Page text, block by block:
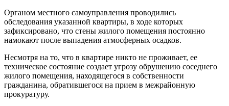
Органом местного самоуправления проводились
обследования указанной квартиры, в ходе которых
зафиксировано, что стены жилого помещения постоянно
намокают после выпадения атмосферных осадков.
Несмотря на то, что в квартире никто не проживает, ее
техническое состояние создает угрозу обрушению соседнего
жилого помещения, находящегося в собственности
гражданина, обратившегося на прием в межрайонную
прокуратуру.